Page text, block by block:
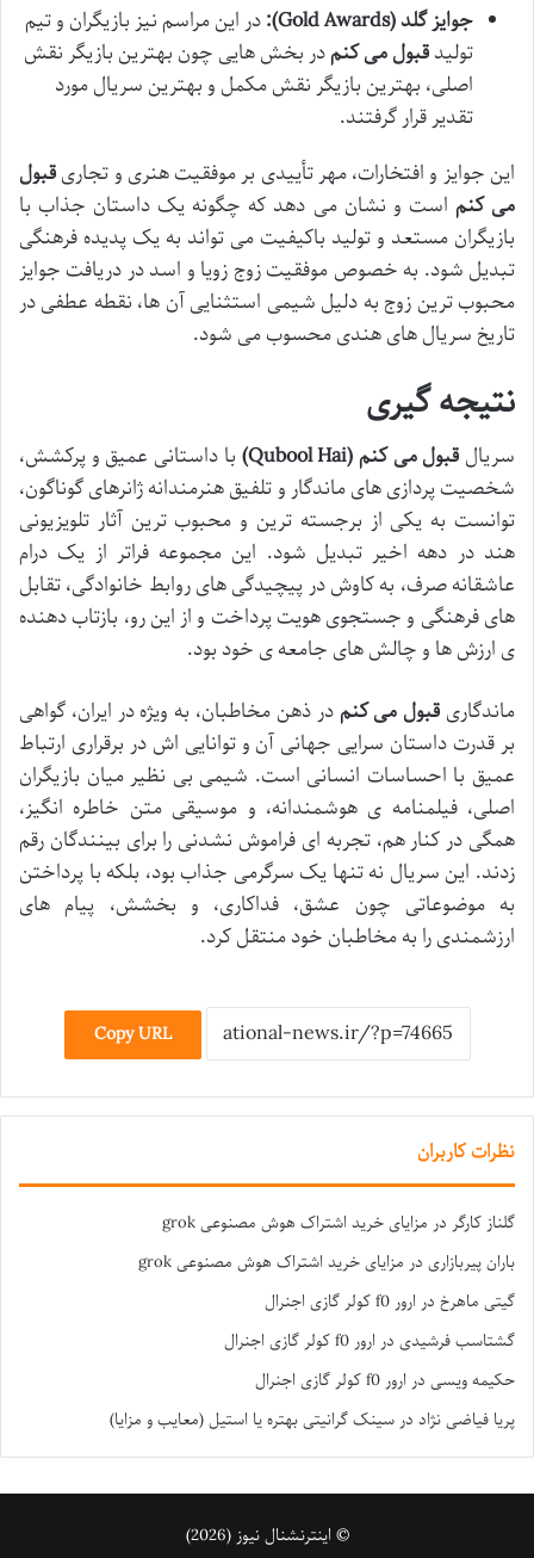
جوایز گلد (Gold Awards):
در این مراسم نیز بازیگران و تیم
تولیدقبول می کنمدر بخش هایی چون بهترین بازیگر نقش
اصلی، بهترین بازیگر نقش مکمل و بهترین سریال مورد
تقدیر قرار گرفتند.
این جوایز و افتخارات، مهر تأییدی بر موفقیت هنری و تجاریقبول
می کنم است و نشان می دهد که چگونه یک داستان جذاب با
بازیگران مستعد و تولید باکیفیت می تواند به یک پدیده فرهنگی
تبدیل شود. به خصوص موفقیت زوج زویا و اسد در دریافت جوایز
محبوب ترین زوج به دلیل شیمی استثنایی آن ها، نقطه عطفی در
تاریخ سریال های هندی محسوب می شود.
نتیجه گیری
سریال قبول می کنم (Qubool Hai)
با داستانی عمیق و پرکشش،
شخصیت پردازی های ماندگار و تلفیق هنرمندانه ژانرهای گوناگون،
توانست به یکی از برجسته ترین و محبوب ترین آثار تلویزیونی
هند در دهه اخیر تبدیل شود. این مجموعه فراتر از یک درام
عاشقانه صرف، به کاوش در پیچیدگی های روابط خانوادگی، تقابل
های فرهنگی و جستجوی هویت پرداخت و از این رو، بازتاب دهنده
ی ارزش ها و چالش های جامعه ی خود بود.
ماندگاری قبول می کنم در ذهن مخاطبان، به ویژه در ایران، گواهی
بر قدرت داستان سرایی جهانی آن و توانایی اش در برقراری ارتباط
عمیق با احساسات انسانی است. شیمی بی نظیر میان بازیگران
اصلی، فیلمنامه ی هوشمندانه، و موسیقی متن خاطره انگیز،
همگی در کنار هم، تجربه ای فراموش نشدنی را برای بینندگان رقم
زدند. این سریال نه تنها یک سرگرمی جذاب بود، بلکه با پرداختن
به موضوعاتی چون عشق، فداکاری، و بخشش، پیام های
ارزشمندی را به مخاطبان خود منتقل کرد.
Copy URL
نظرات کاربران
گلناز کارگر در مزایای خرید اشتراک هوش مصنوعی grok
باران پیربازاری در مزایای خرید اشتراک هوش مصنوعی grok
گیتی ماهرخ در ارور f0 کولر گازی اجنرال
گشتاسب فرشیدی در ارور f0 کولر گازی اجنرال
حکیمه ویسی در ارور f0 کولر گازی اجنرال
پریا فیاضی نژاد درسینک گرانیتی بهتره یا استیل (معایب و مزایا)
© اینترنشنال نیوز (2026)